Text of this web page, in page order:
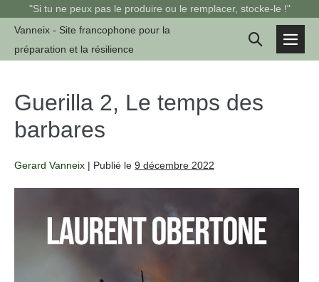
Sauter
contenu
"Si tu ne peux pas le produire ou le remplacer, stocke-le !"
Vanneix - Site francophone pour la
préparation et la résilience
Basculer
la
Guerilla 2, Le temps des
barbares
Gerard Vanneix | Publié le 9 décembre 2022